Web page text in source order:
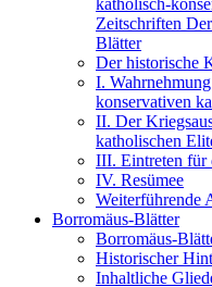
katholisch-
Zeitschriften
Blätter
Der historische
I.
konservativen
II. Der
katholischen
III. Eintreten für
IV. Resümee
Weiterführende
Borromäus-Blätter
Borromäus-
Historischer
Inhaltliche